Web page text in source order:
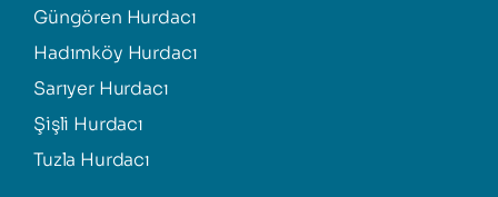
Güngören Hurdacı
Hadımköy Hurdacı
Sarıyer Hurdacı
Şişli Hurdacı
Tuzla Hurdacı